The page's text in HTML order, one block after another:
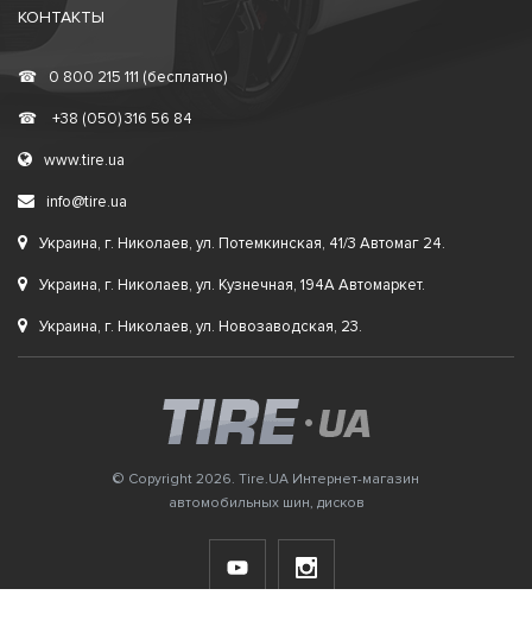
КОНТАКТЫ
☎ 0 800 215 111 (бесплатно)
☎ +38 (050) 316 56 84
www.tire.ua
info@tire.ua
Украина, г. Николаев, ул. Потемкинская, 41/3 Автомаг 24.
Украина, г. Николаев, ул. Кузнечная, 194А Автомаркет.
Украина, г. Николаев, ул. Новозаводская, 23.
© Copyright 2026. Tire.UA Интернет-магазин
автомобильных шин, дисков